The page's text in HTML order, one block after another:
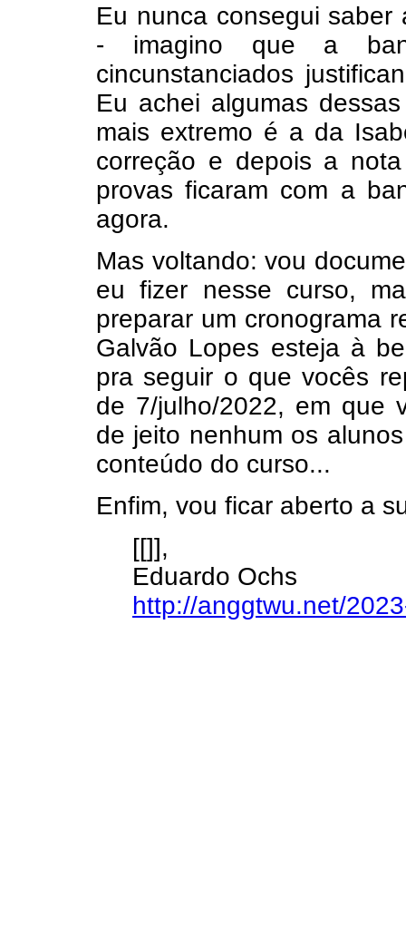
Eu nunca consegui saber
- imagino que a
cincunstanciados
Eu achei algumas
mais extremo é a da
correção e depois a
provas ficaram com a
agora.
Mas voltando: vou
eu fizer nesse curso,
preparar um cronograma
Galvão Lopes esteja à
pra seguir o que vocês
de 7/julho/2022, em que
de jeito nenhum os
conteúdo do curso...
Enfim, vou ficar aberto a
[[]],
Eduardo Ochs
http://anggtwu.net/